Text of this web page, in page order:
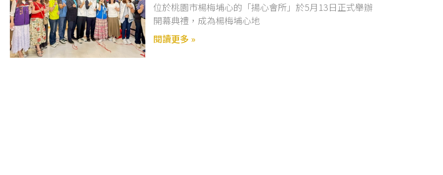
位於桃園市楊梅埔心的「揚心會所」於5月13日正式舉辦
開幕典禮，成為楊梅埔心地
閱讀更多 »